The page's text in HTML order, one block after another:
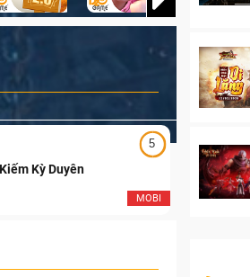
5
MOBI
Kỳ Duyên